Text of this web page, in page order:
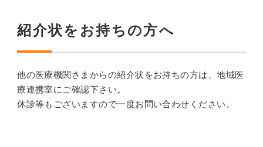
紹介状をお持ちの方へ
他の医療機関さまからの紹介状をお持ちの方は、地域医
療連携室にご確認下さい。
休診等もございますので一度お問い合わせください。